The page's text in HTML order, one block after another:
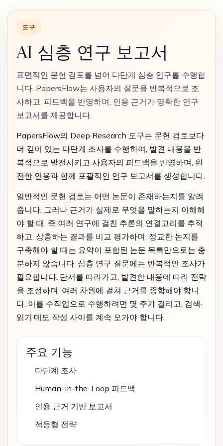
도구
AI 심층 연구 보고서
표면적인 문헌 검토를 넘어 다단계 심층 연구를 수행합
니다. PapersFlow는 사용자의 질문을 반복적으로 조
사하고, 피드백을 반영하며, 인용 근거가 명확한 연구
보고서를 제공합니다.
PapersFlow의 Deep Research 도구는 문헌 검토보다
더 깊이 있는 다단계 조사를 수행하여, 발견 내용을 반
복적으로 발전시키고 사용자의 피드백을 반영하며, 완
전한 인용과 함께 포괄적인 연구 보고서를 생성합니다.
일반적인 문헌 검토는 어떤 논문이 존재하는지를 알려
줍니다. 그러나 근거가 실제로 무엇을 말하는지 이해해
야 할 때, 즉 여러 연구에 걸친 추론의 연결고리를 추적
하고, 상충하는 결과를 비교 평가하며, 정교한 논지를
구축해야 할 때는 요약이 포함된 논문 목록만으로는 충
분하지 않습니다. 심층 연구 질문에는 반복적인 조사가
필요합니다. 단서를 따라가고, 발견한 내용에 따라 전략
을 조정하며, 여러 차원에 걸쳐 근거를 종합해야 합니
다. 이를 수작업으로 수행하려면 몇 주가 걸리고, 검색·
읽기·메모 작성 사이를 계속 오가야 합니다.
주요 기능
다단계 조사
Human-in-the-Loop 피드백
인용 근거 기반 보고서
적응형 전략